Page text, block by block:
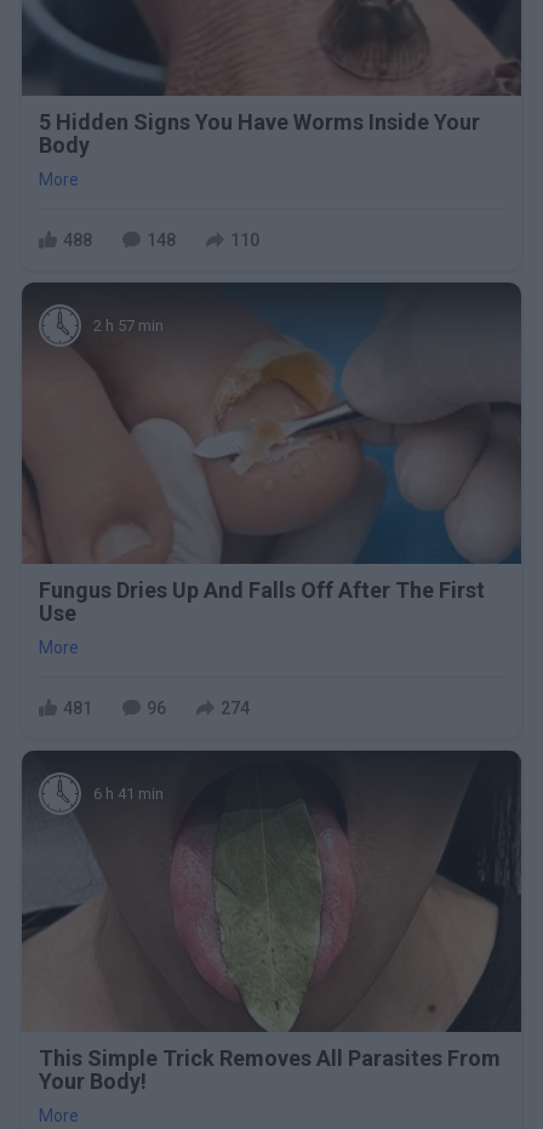
5 Hidden Signs You Have Worms Inside Your
Body
More
488 148 110
2 h 57 min
Fungus Dries Up And Falls Off After The First
Use
More
481 96 274
6 h 41 min
This Simple Trick Removes All Parasites From
Your Body!
More